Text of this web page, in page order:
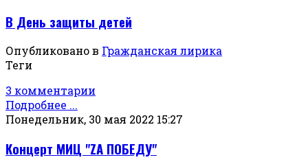
В День защиты детей
Опубликовано в Гражданская лирика
Теги
3 комментарии
Подробнее ...
Понедельник, 30 мая 2022 15:27
Концерт МИЦ "ZА ПОБЕДУ"